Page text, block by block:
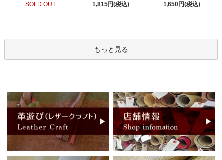
SOLD OUT
1,815円(税込)
1,650円(税込)
もっと見る